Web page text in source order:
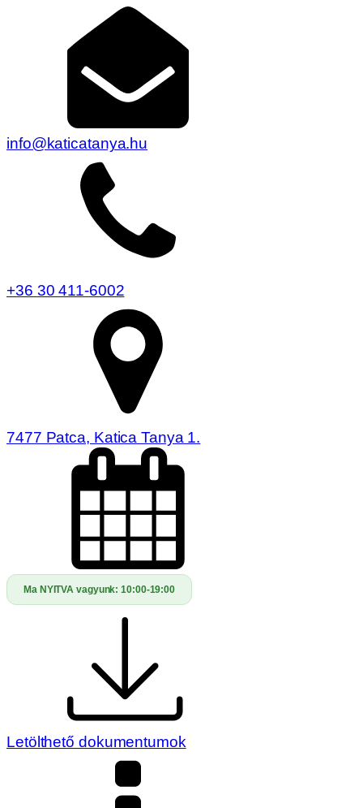
info@katicatanya.hu
+36 30 411-6002
7477 Patca, Katica Tanya 1.
Ma NYITVA vagyunk:10:00-19:00
Letölthető dokumentumok